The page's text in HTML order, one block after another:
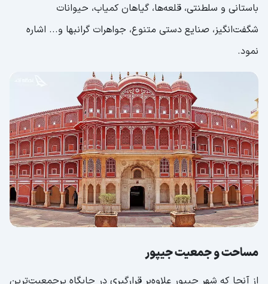
باستانی و سلطنتی، قلعه‌ها، گیاهان کمیاب، حیوانات
شگفت‌انگیز، صنایع دستی متنوع، جواهرات گرانبها و... اشاره
نمود.
مساحت و جمعیت جیپور
از آنجا که شهر جیپور علاوه‌بر قرارگیری در جایگاه پرجمعیت‌ترین